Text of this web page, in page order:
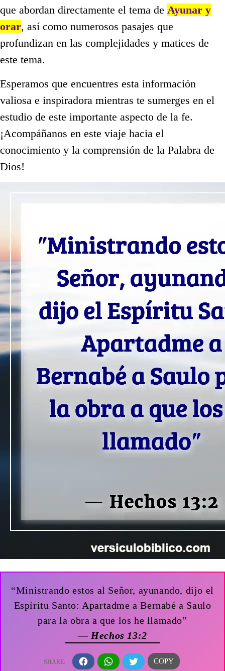
que abordan directamente el tema de Ayunar y
orar, así como numerosos pasajes que
profundizan en las complejidades y matices de
este tema.
Esperamos que encuentres esta información
valiosa e inspiradora mientras te sumerges en el
estudio de este importante aspecto de la fe.
¡Acompáñanos en este viaje hacia el
conocimiento y la comprensión de la Palabra de
Dios!
“Ministrando estos al Señor, ayunando, dijo el
Espíritu Santo: Apartadme a Bernabé a Saulo
para la obra a que los he llamado”
— Hechos 13:2